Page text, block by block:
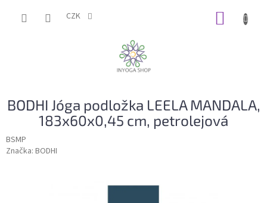
CZK
BODHI Jóga podložka LEELA MANDALA,
183x60x0,45 cm, petrolejová
BSMP
Značka: BODHI